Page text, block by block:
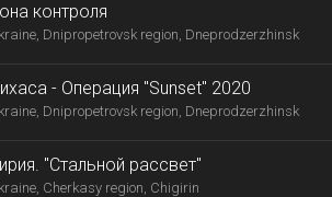
контроля
Dnipropetrovsk region, Dneprodzerzhinsk
- Операция "Sunset" 2020
Dnipropetrovsk region, Dneprodzerzhinsk
"Стальной рассвет"
Cherkasy region, Chigirin